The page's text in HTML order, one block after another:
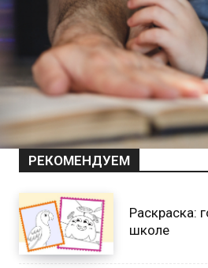
РЕКОМЕНДУЕМ
Раскраска:
школе